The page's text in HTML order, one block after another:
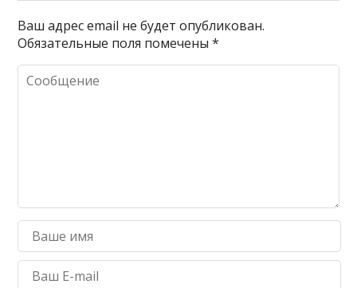
Ваш адрес email не будет опубликован.
Обязательные поля помечены*